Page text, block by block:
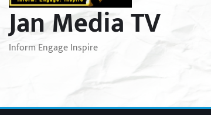
Jan Media TV
Inform Engage Inspire